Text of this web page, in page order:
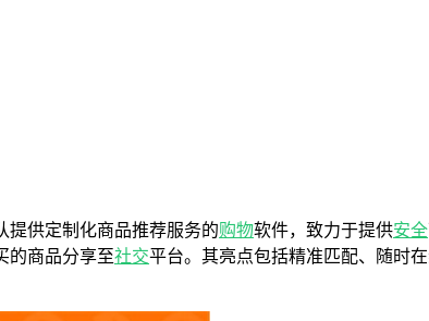
提供定制化商品推荐服务的购物软件，致力于提供安全
的商品分享至社交平台。其亮点包括精准匹配、随时